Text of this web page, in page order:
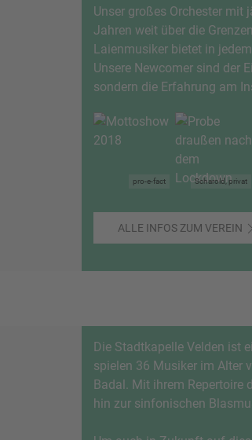
Unser großes Orchester mit
Jahren weit über die
Laienmusiker bietet in
Unsere Newcomer sind der
sondern die Erfahrung am
pro-e-fact Scharold, privat
ALLE INFOS ZUM VEREIN
Die Stadtkapelle Velden ist
spielen 36 Musiker im Alter
Badal. Mit ihrem Repertoire
hin zur sinfonischen